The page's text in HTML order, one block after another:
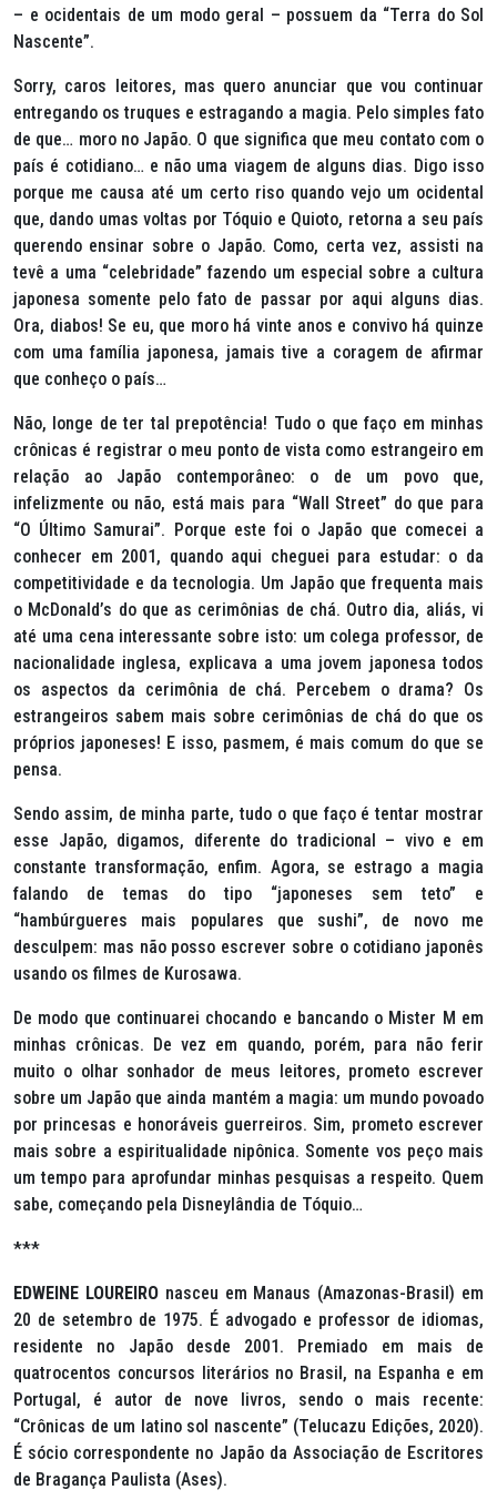
– e ocidentais de um modo geral – possuem da “Terra do Sol
Nascente”.
Sorry, caros leitores, mas quero anunciar que vou continuar
entregando os truques e estragando a magia. Pelo simples fato
de que… moro no Japão. O que significa que meu contato com o
país é cotidiano… e não uma viagem de alguns dias. Digo isso
porque me causa até um certo riso quando vejo um ocidental
que, dando umas voltas por Tóquio e Quioto, retorna a seu país
querendo ensinar sobre o Japão. Como, certa vez, assisti na
tevê a uma “celebridade” fazendo um especial sobre a cultura
japonesa somente pelo fato de passar por aqui alguns dias.
Ora, diabos! Se eu, que moro há vinte anos e convivo há quinze
com uma família japonesa, jamais tive a coragem de afirmar
que conheço o país…
Não, longe de ter tal prepotência! Tudo o que faço em minhas
crônicas é registrar o meu ponto de vista como estrangeiro em
relação ao Japão contemporâneo: o de um povo que,
infelizmente ou não, está mais para “Wall Street” do que para
“O Último Samurai”. Porque este foi o Japão que comecei a
conhecer em 2001, quando aqui cheguei para estudar: o da
competitividade e da tecnologia. Um Japão que frequenta mais
o McDonald’s do que as cerimônias de chá. Outro dia, aliás, vi
até uma cena interessante sobre isto: um colega professor, de
nacionalidade inglesa, explicava a uma jovem japonesa todos
os aspectos da cerimônia de chá. Percebem o drama? Os
estrangeiros sabem mais sobre cerimônias de chá do que os
próprios japoneses! E isso, pasmem, é mais comum do que se
pensa.
Sendo assim, de minha parte, tudo o que faço é tentar mostrar
esse Japão, digamos, diferente do tradicional – vivo e em
constante transformação, enfim. Agora, se estrago a magia
falando de temas do tipo “japoneses sem teto” e
“hambúrgueres mais populares que sushi”, de novo me
desculpem: mas não posso escrever sobre o cotidiano japonês
usando os filmes de Kurosawa.
De modo que continuarei chocando e bancando o Mister M em
minhas crônicas. De vez em quando, porém, para não ferir
muito o olhar sonhador de meus leitores, prometo escrever
sobre um Japão que ainda mantém a magia: um mundo povoado
por princesas e honoráveis guerreiros. Sim, prometo escrever
mais sobre a espiritualidade nipônica. Somente vos peço mais
um tempo para aprofundar minhas pesquisas a respeito. Quem
sabe, começando pela Disneylândia de Tóquio…
***
EDWEINE LOUREIROnasceu em Manaus (Amazonas-Brasil) em
20 de setembro de 1975. É advogado e professor de idiomas,
residente no Japão desde 2001. Premiado em mais de
quatrocentos concursos literários no Brasil, na Espanha e em
Portugal, é autor de nove livros, sendo o mais recente:
“Crônicas de um latino sol nascente” (Telucazu Edições, 2020).
É sócio correspondente no Japão da Associação de Escritores
de Bragança Paulista (Ases).